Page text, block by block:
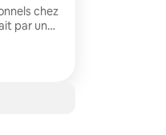
chez
les